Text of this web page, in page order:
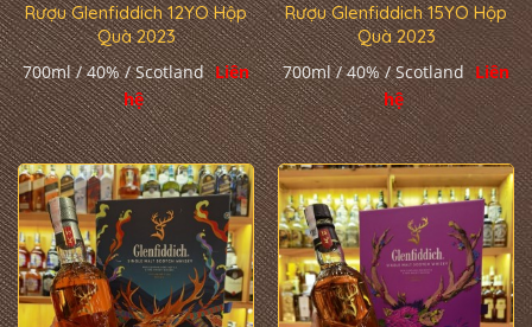
Rượu Glenfiddich 12YO Hộp
Quà 2023
700ml / 40% / Scotland Liên
hệ
Rượu Glenfiddich 15YO Hộp
Quà 2023
700ml / 40% / Scotland Liên
hệ